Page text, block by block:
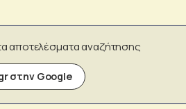
αποτελέσματα αναζήτησης
στην Google